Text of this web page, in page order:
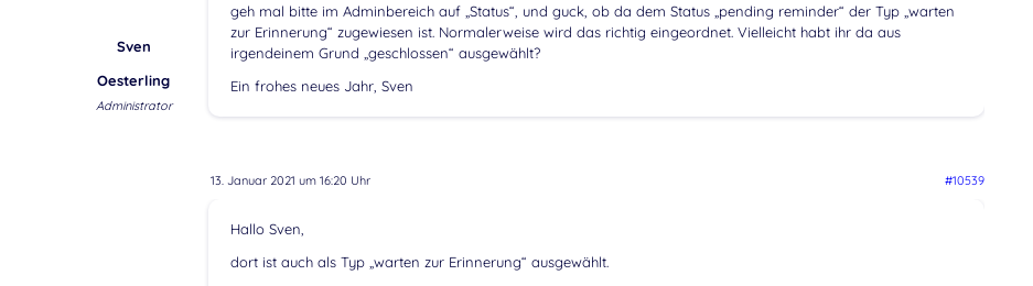
Sven
Oesterling
Administrator
geh mal bitte im Adminbereich auf „Status“, und guck, ob da dem Status „pending reminder“ der Typ „warten
zur Erinnerung“ zugewiesen ist. Normalerweise wird das richtig eingeordnet. Vielleicht habt ihr da aus
irgendeinem Grund „geschlossen“ ausgewählt?
Ein frohes neues Jahr, Sven
13. Januar 2021 um 16:20 Uhr #10539
Hallo Sven,
dort ist auch als Typ „warten zur Erinnerung“ ausgewählt.